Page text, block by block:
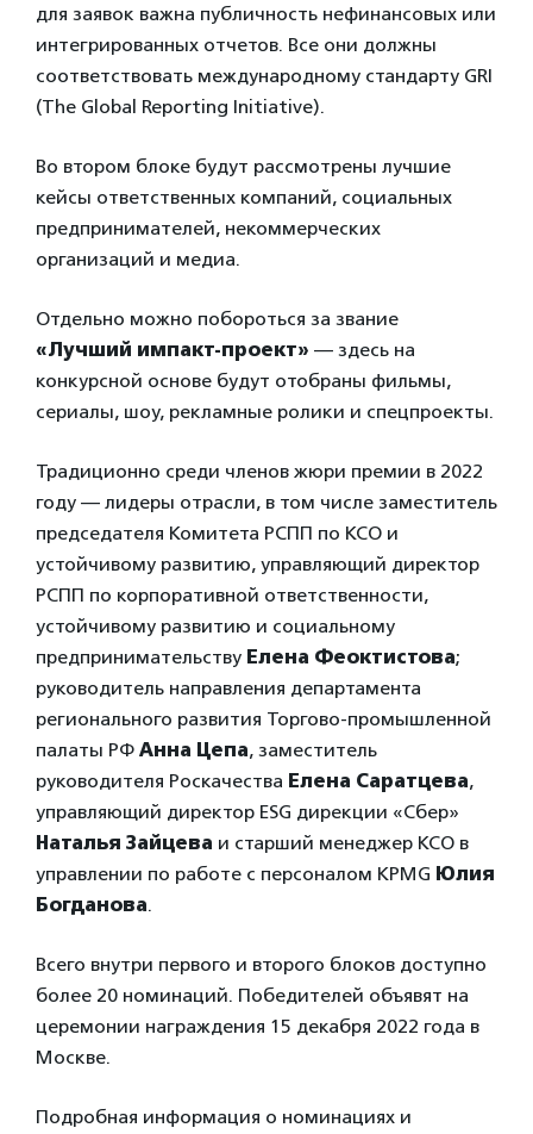
для заявок важна публичность нефинансовых или
интегрированных отчетов. Все они должны
соответствовать международному стандарту GRI
(The Global Reporting Initiative).
Во втором блоке будут рассмотрены лучшие
кейсы ответственных компаний, социальных
предпринимателей, некоммерческих
организаций и медиа.
Отдельно можно побороться за звание
«Лучший импакт-проект» — здесь на
конкурсной основе будут отобраны фильмы,
сериалы, шоу, рекламные ролики и спецпроекты.
Традиционно среди членов жюри премии в 2022
году — лидеры отрасли, в том числе заместитель
председателя Комитета РСПП по КСО и
устойчивому развитию, управляющий директор
РСПП по корпоративной ответственности,
устойчивому развитию и социальному
предпринимательству Елена Феоктистова;
руководитель направления департамента
регионального развития Торгово-промышленной
палаты РФ Анна Цепа, заместитель
руководителя Роскачества Елена Саратцева,
управляющий директор ESG дирекции «Сбер»
Наталья Зайцева и старший менеджер КСО в
управлении по работе с персоналом KPMG Юлия
Богданова.
Всего внутри первого и второго блоков доступно
более 20 номинаций. Победителей объявят на
церемонии награждения 15 декабря 2022 года в
Москве.
Подробная информация о номинациях и